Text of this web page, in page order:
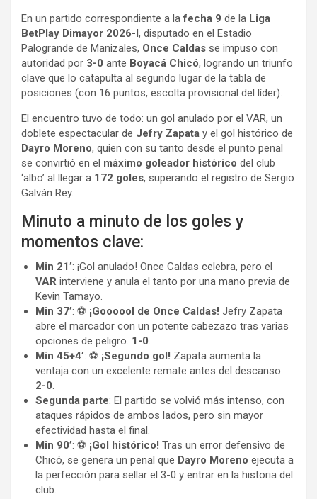
c
e
b
o
o
k
a
t
s
A
p
p
m
p
a
r
t
i
r
En un partido correspondiente a lafecha 9 de la Liga
BetPlay Dimayor 2026-I, disputado en el Estadio
Palogrande de Manizales, Once Caldas se impuso con
autoridad por 3-0 ante Boyacá Chicó, logrando un triunfo
clave que lo catapulta al segundo lugar de la tabla de
posiciones (con 16 puntos, escolta provisional del líder).
El encuentro tuvo de todo: un gol anulado por el VAR, un
doblete espectacular de Jefry Zapata y el gol histórico de
Dayro Moreno, quien con su tanto desde el punto penal
se convirtió en el máximo goleador histórico del club
‘albo’ al llegar a 172 goles, superando el registro de Sergio
Galván Rey.
Minuto a minuto de los goles y
momentos clave:
Min 21’: ¡Gol anulado! Once Caldas celebra, pero el
VAR interviene y anula el tanto por una mano previa de
Kevin Tamayo.
Min 37’: ⚽ ¡Goooool de Once Caldas! Jefry Zapata
abre el marcador con un potente cabezazo tras varias
opciones de peligro. 1-0.
Min 45+4’: ⚽ ¡Segundo gol! Zapata aumenta la
ventaja con un excelente remate antes del descanso.
2-0.
Segunda parte: El partido se volvió más intenso, con
ataques rápidos de ambos lados, pero sin mayor
efectividad hasta el final.
Min 90’: ⚽ ¡Gol histórico! Tras un error defensivo de
Chicó, se genera un penal que Dayro Moreno ejecuta a
la perfección para sellar el 3-0 y entrar en la historia del
club.